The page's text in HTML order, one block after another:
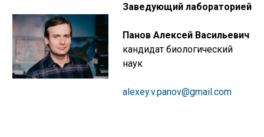
Заведующий лабораторией
Панов Алексей Васильевич
кандидат биологический
наук
alexey.v.panov@gmail.com